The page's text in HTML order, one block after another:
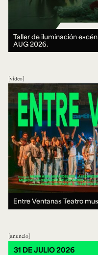
Taller de iluminación
AUG 2026.
video
Entre Ventanas Teatro
anuncio
31 DE JULIO 2026